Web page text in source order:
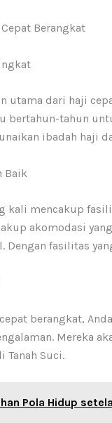
Berangkat
utama dari haji
bertahun-tahun
ibadah haji
Baik
kali mencakup
akomodasi
Dengan fasilitas
berangkat,
Mereka
Tanah Suci.
Pola Hidup